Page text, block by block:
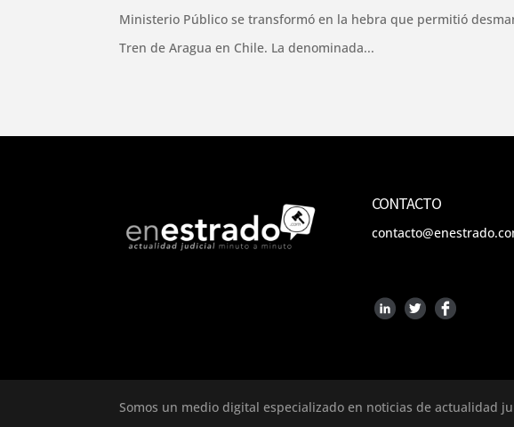
Ministerio Público se transformó en la hebra que permitió
Tren de Aragua en Chile. La denominada...
CONTACTO
Somos un medio digital especializado en noticias de actualidad